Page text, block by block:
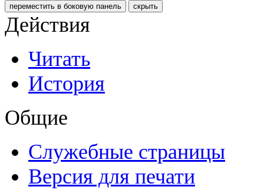
переместить в боковую панель скрыть
Действия
Читать
История
Общие
Служебные страницы
Версия для печати